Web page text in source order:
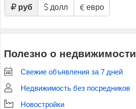
руб долл евро
Полезно о недвижимости
Свежие объявления за 7 дней
Недвижимость без посредников
Новостройки